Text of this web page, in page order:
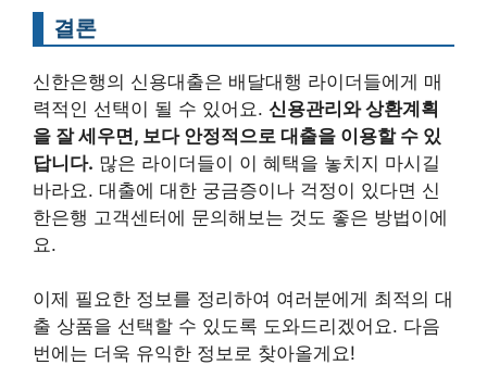
결론
신한은행의 신용대출은 배달대행 라이더들에게 매
력적인 선택이 될 수 있어요. 신용관리와 상환계획
을 잘 세우면, 보다 안정적으로 대출을 이용할 수 있
답니다. 많은 라이더들이 이 혜택을 놓치지 마시길
바라요. 대출에 대한 궁금증이나 걱정이 있다면 신
한은행 고객센터에 문의해보는 것도 좋은 방법이에
요.
이제 필요한 정보를 정리하여 여러분에게 최적의 대
출 상품을 선택할 수 있도록 도와드리겠어요. 다음
번에는 더욱 유익한 정보로 찾아올게요!